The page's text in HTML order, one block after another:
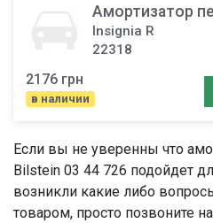
Амортизатор
Insignia R
22318
2176 грн
в наличии
Если вы не уверенны что
Bilstein 03 44 726 подойдет
возникли какие либо
товаром, просто позвоните